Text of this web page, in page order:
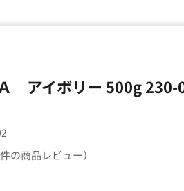
アイボリー 500g 230-
件の商品レビュー）